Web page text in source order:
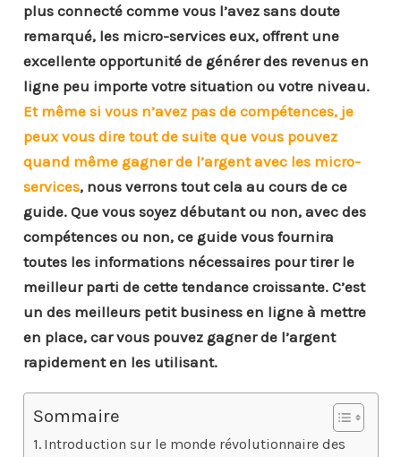
plus connecté comme vous l’avez sans doute
remarqué, les micro-services eux, offrent une
excellente opportunité de générer des revenus en
ligne peu importe votre situation ou votre niveau.
Et même si vous n’avez pas de compétences, je
peux vous dire tout de suite que vous pouvez
quand même gagner de l’argent avec les micro-
services, nous verrons tout cela au cours de ce
guide. Que vous soyez débutant ou non, avec des
compétences ou non, ce guide vous fournira
toutes les informations nécessaires pour tirer le
meilleur parti de cette tendance croissante. C’est
un des meilleurs petit business en ligne à mettre
en place, car vous pouvez gagner de l’argent
rapidement en les utilisant.
Sommaire
Introduction sur le monde révolutionnaire des